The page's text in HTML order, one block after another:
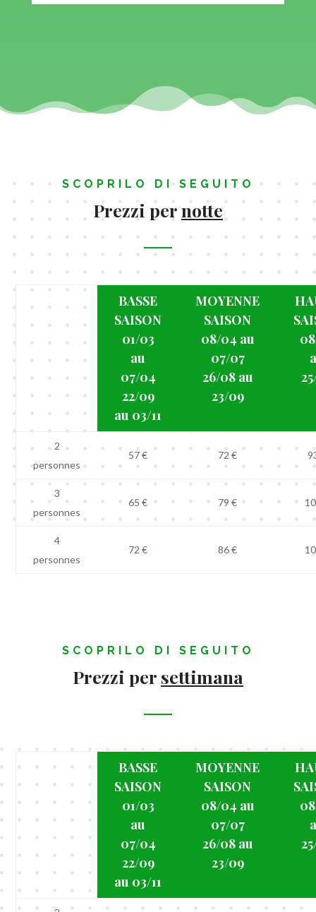
SCOPRILO DI SEGUITO
Prezzi pernotte
BASSE
SAISON
01/03
au
07/04
22/09
au 03/11
MOYENNE
SAISON
08/04 au
07/07
26/08 au
23/09
2
personnes
57 € 72 €
3
personnes
65 € 79 €
4
personnes
72 € 86 €
SCOPRILO DI SEGUITO
Prezzi per settimana
BASSE
SAISON
01/03
au
07/04
22/09
au 03/11
MOYENNE
SAISON
08/04 au
07/07
26/08 au
23/09